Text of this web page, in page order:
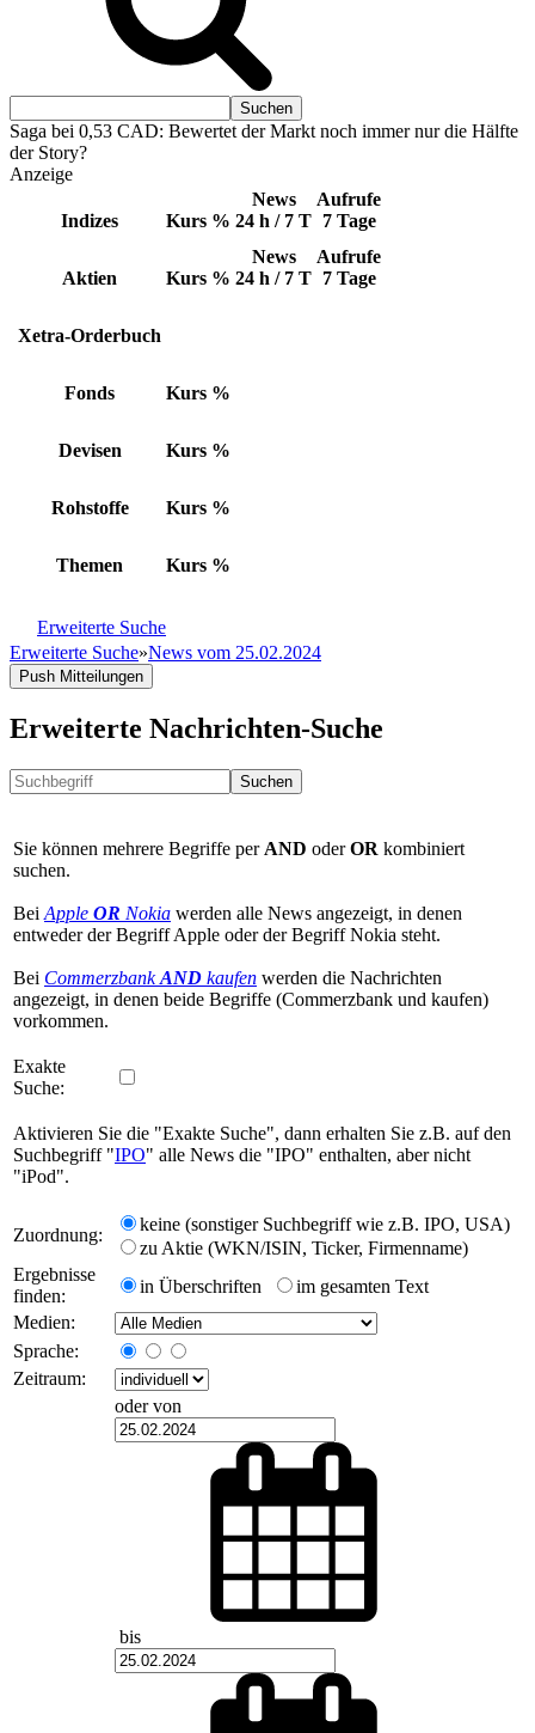
Saga bei 0,53 CAD: Bewertet der Markt noch immer nur die Hälfte
der Story?
Anzeige
Indizes Kurs %
News
24 h / 7 T
Aufrufe
7 Tage
Aktien Kurs %
News
24 h / 7 T
Aufrufe
7 Tage
Xetra-Orderbuch
Fonds Kurs %
Devisen Kurs %
Rohstoffe Kurs %
Themen Kurs %
Erweiterte Suche
Erweiterte Suche»News vom 25.02.2024
Push Mitteilungen
Erweiterte Nachrichten-Suche
Suchen
Sie können mehrere Begriffe per AND oderOR kombiniert
suchen.
Bei Apple OR Nokia werden alle News angezeigt, in denen
entweder der Begriff Apple oder der Begriff Nokia steht.
Bei CommerzbankAND kaufen werden die Nachrichten
angezeigt, in denen beide Begriffe (Commerzbank und kaufen)
vorkommen.
Exakte
Suche:
Aktivieren Sie die "Exakte Suche", dann erhalten Sie z.B. auf den
Suchbegriff "IPO" alle News die "IPO" enthalten, aber nicht
"iPod".
Zuordnung:
keine (sonstiger Suchbegriff wie z.B. IPO, USA)
zu Aktie (WKN/ISIN, Ticker, Firmenname)
Ergebnisse
finden:
in Überschriften
im gesamten Text
Medien:
Sprache:
Zeitraum:
oder von
bis